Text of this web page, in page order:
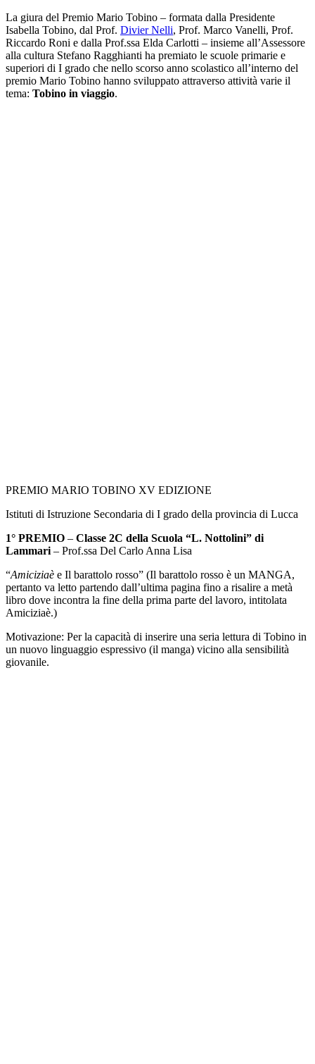
La giura del Premio Mario Tobino – formata dalla Presidente
Isabella Tobino, dal Prof. Divier Nelli, Prof. Marco Vanelli, Prof.
Riccardo Roni e dalla Prof.ssa Elda Carlotti – insieme all’Assessore
alla cultura Stefano Ragghianti ha premiato le scuole primarie e
superiori di I grado che nello scorso anno scolastico all’interno del
premio Mario Tobino hanno sviluppato attraverso attività varie il
tema: Tobino in viaggio.
PREMIO MARIO TOBINO XV EDIZIONE
Istituti di Istruzione Secondaria di I grado della provincia di Lucca
1° PREMIO – Classe 2C della Scuola “L. Nottolini” di
Lammari – Prof.ssa Del Carlo Anna Lisa
“Amiciziaè e Il barattolo rosso” (Il barattolo rosso è un MANGA,
pertanto va letto partendo dall’ultima pagina fino a risalire a metà
libro dove incontra la fine della prima parte del lavoro, intitolata
Amiciziaè.)
Motivazione: Per la capacità di inserire una seria lettura di Tobino in
un nuovo linguaggio espressivo (il manga) vicino alla sensibilità
giovanile.